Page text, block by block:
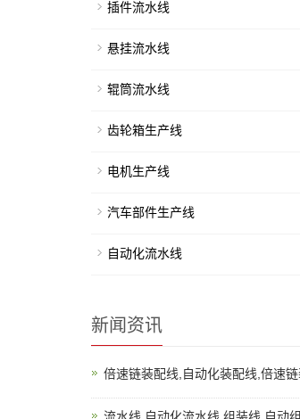
插件流水线
悬挂流水线
辊筒流水线
齿轮箱生产线
电机生产线
汽车部件生产线
自动化流水线
新闻资讯